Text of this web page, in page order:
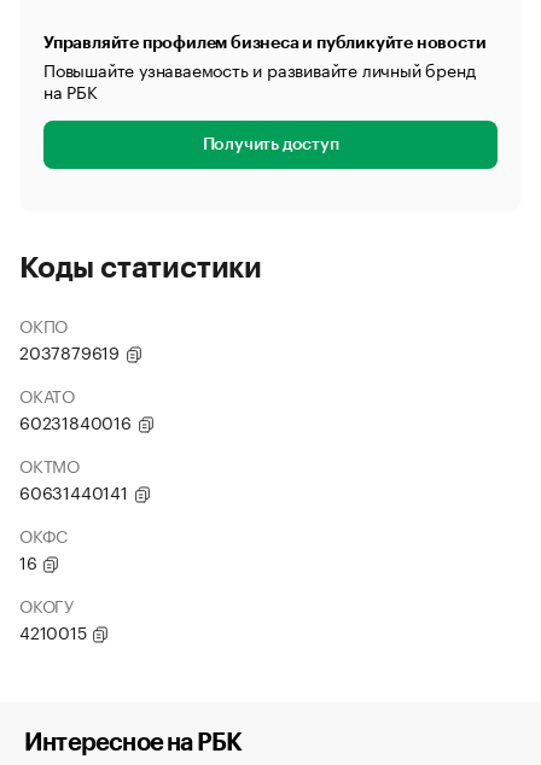
Управляйте профилем бизнеса и публикуйте новости
Повышайте узнаваемость и развивайте личный бренд
на РБК
Получить доступ
Коды статистики
ОКПО
2037879619
ОКАТО
60231840016
ОКТМО
60631440141
ОКФС
16
ОКОГУ
4210015
Интересное на РБК